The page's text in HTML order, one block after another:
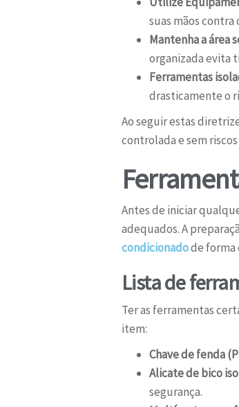
suas mãos
Mantenha a área
organizada evita
Ferramentas
drasticamente o
Ao seguir estas
controlada e sem
Antes de iniciar
adequados. A
condicionadode forma
Lista de
Ter as ferramentas
item:
Chave de fenda
Alicate de bico
segurança.